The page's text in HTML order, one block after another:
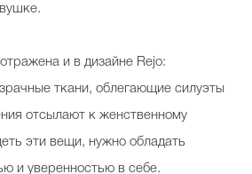
и в дизайне Rejo:
ткани, облегающие силуэты
отсылают к женственному
эти вещи, нужно обладать
и уверенностью в себе.